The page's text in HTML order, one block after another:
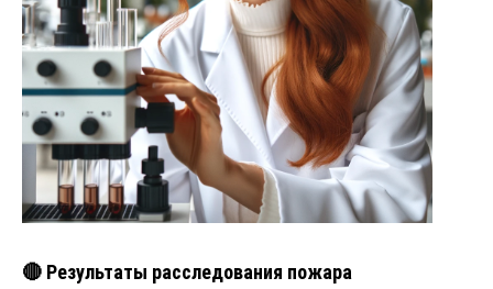
🔴 Результаты расследования пожара